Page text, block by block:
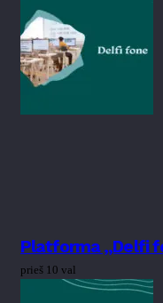
Platforma „Delfi
prieš 10 val